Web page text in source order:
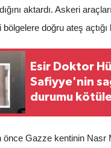
aktardı. Askeri
doğru ateş açtığı
Esir Doktor
Safiyye'nin
durumu
önce Gazze kentinin Nasr